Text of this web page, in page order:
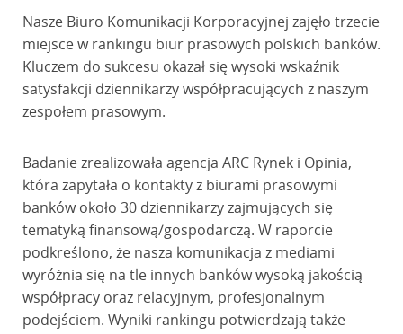
Nasze Biuro Komunikacji Korporacyjnej zajęło trzecie
miejsce w rankingu biur prasowych polskich banków.
Kluczem do sukcesu okazał się wysoki wskaźnik
satysfakcji dziennikarzy współpracujących z naszym
zespołem prasowym.
Badanie zrealizowała agencja ARC Rynek i Opinia,
która zapytała o kontakty z biurami prasowymi
banków około 30 dziennikarzy zajmujących się
tematyką finansową/gospodarczą. W raporcie
podkreślono, że nasza komunikacja z mediami
wyróżnia się na tle innych banków wysoką jakością
współpracy oraz relacyjnym, profesjonalnym
podejściem. Wyniki rankingu potwierdzają także